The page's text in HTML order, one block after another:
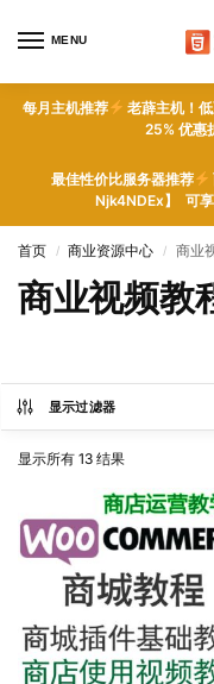
MENU
每月主机推荐
老薜主机！
25% 优惠
最佳性价比服务器推荐
Njk4NDEx】 可
首页 / 商业资源中心 / 商业
商业视频教
显示过滤器
显示所有 13 结果